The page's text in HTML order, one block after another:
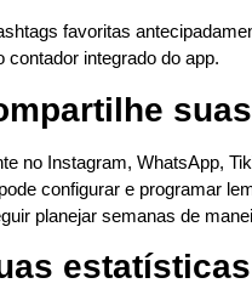
favoritas
integrado do app.
no Instagram, WhatsApp,
configurar e programar
planejar semanas de
estatísticas